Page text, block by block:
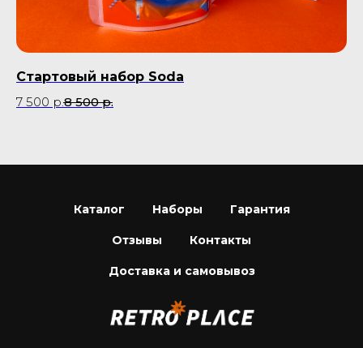
Стартовый набор Soda
7 500 р.8 500 р.
Каталог Наборы Гарантия
Отзывы Контакты
Доставка и самовывоз